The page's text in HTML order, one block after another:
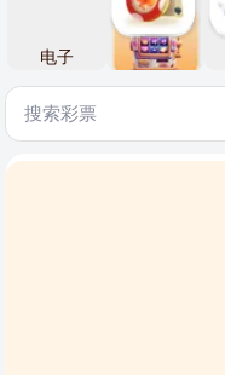
棋牌